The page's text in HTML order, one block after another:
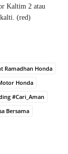
Kaltim 2 atau
(red)
Ramadhan Honda
Honda
#Cari_Aman
Bersama